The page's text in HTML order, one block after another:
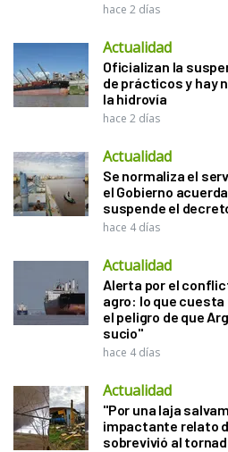
hace 2 días
Actualidad
Oficializan la
de prácticos y hay
la hidrovía
hace 2 días
Actualidad
Se normaliza el
el Gobierno
suspende el
hace 4 días
Actualidad
Alerta por el
agro: lo que cuesta
el peligro de que
sucio"
hace 4 días
Actualidad
"Por una laja
impactante relato
sobrevivió al